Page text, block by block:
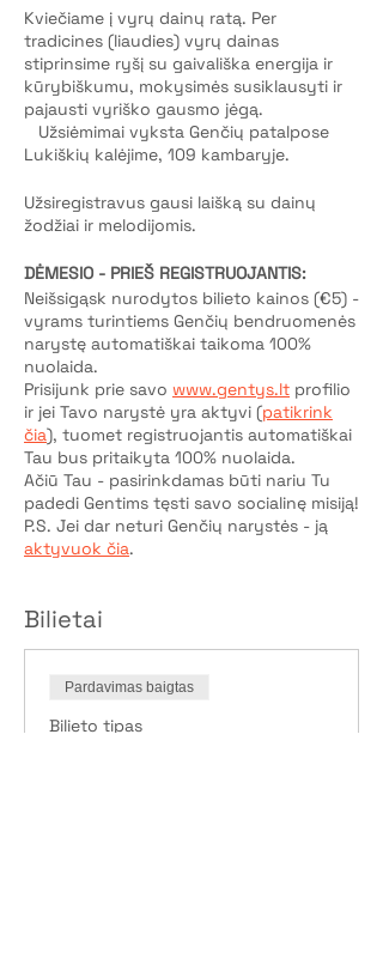
Kviečiame į vyrų dainų ratą. Per
tradicines (liaudies) vyrų dainas
stiprinsime ryšį su gaivališka energija ir
kūrybiškumu, mokysimės susiklausyti ir
pajausti vyriško gausmo jėgą.
Užsiėmimai vyksta Genčių patalpose
Lukiškių kalėjime, 109 kambaryje.
Užsiregistravus gausi laišką su dainų
žodžiai ir melodijomis.
DĖMESIO - PRIEŠ REGISTRUOJANTIS:
Neišsigąsk nurodytos bilieto kainos (€5) -
vyrams turintiems Genčių bendruomenės
narystę automatiškai taikoma 100%
nuolaida.
Prisijunk prie savo www.gentys.lt profilio
ir jei Tavo narystė yra aktyvi (patikrink
čia), tuomet registruojantis automatiškai
Tau bus pritaikyta 100% nuolaida.
Ačiū Tau - pasirinkdamas būti nariu Tu
padedi Gentims tęsti savo socialinę misiją!
P.S. Jei dar neturi Genčių narystės - ją
aktyvuok čia.
Bilietai
Pardavimas baigtas
Bilieto tipas